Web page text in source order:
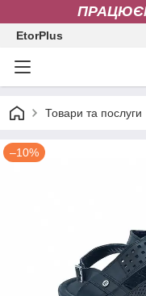
EtorPlus
Товари та послуги
–10%